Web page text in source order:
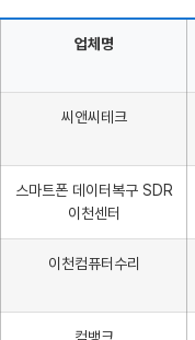
업체명
씨앤씨테크
스마트폰 데이터복구 SDR
이천센터
이천컴퓨터수리